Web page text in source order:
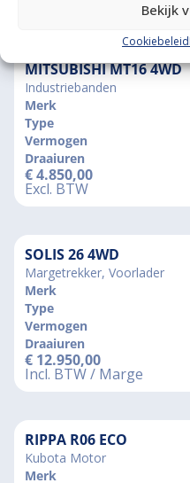
Bekijk
Cookiebeleid
MITSUBISHI MT16 4WD
Industriebanden
Merk
Type
Vermogen
Draaiuren
€4.850,00
Excl. BTW
SOLIS 26 4WD
Margetrekker, Voorlader
Merk
Type
Vermogen
Draaiuren
€ 12.950,00
Incl. BTW / Marge
RIPPA R06 ECO
Kubota Motor
Merk